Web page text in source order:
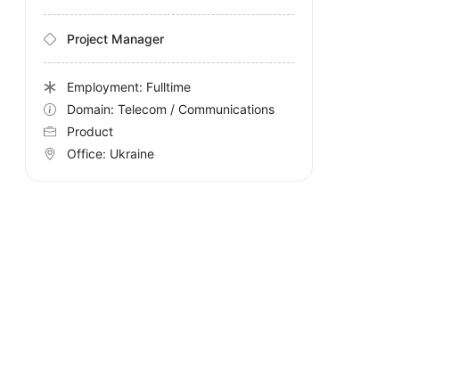
Project Manager
Employment: Fulltime
Domain: Telecom / Communications
Product
Office: Ukraine